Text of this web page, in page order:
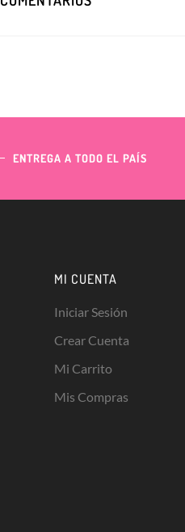
ENTREGA A TODO EL PAÍS
MI CUENTA
Iniciar Sesión
Crear Cuenta
Mi Carrito
Mis Compras